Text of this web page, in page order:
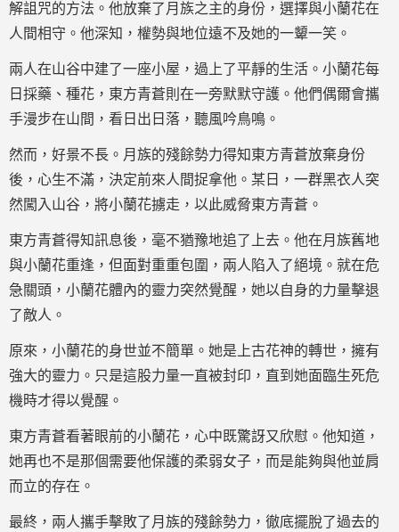
解詛咒的方法。他放棄了月族之主的身份，選擇與小蘭花在
人間相守。他深知，權勢與地位遠不及她的一顰一笑。
兩人在山谷中建了一座小屋，過上了平靜的生活。小蘭花每
日採藥、種花，東方青蒼則在一旁默默守護。他們偶爾會攜
手漫步在山間，看日出日落，聽風吟鳥鳴。
然而，好景不長。月族的殘餘勢力得知東方青蒼放棄身份
後，心生不滿，決定前來人間捉拿他。某日，一群黑衣人突
然闖入山谷，將小蘭花擄走，以此威脅東方青蒼。
東方青蒼得知訊息後，毫不猶豫地追了上去。他在月族舊地
與小蘭花重逢，但面對重重包圍，兩人陷入了絕境。就在危
急關頭，小蘭花體內的靈力突然覺醒，她以自身的力量擊退
了敵人。
原來，小蘭花的身世並不簡單。她是上古花神的轉世，擁有
強大的靈力。只是這股力量一直被封印，直到她面臨生死危
機時才得以覺醒。
東方青蒼看著眼前的小蘭花，心中既驚訝又欣慰。他知道，
她再也不是那個需要他保護的柔弱女子，而是能夠與他並肩
而立的存在。
最終，兩人攜手擊敗了月族的殘餘勢力，徹底擺脫了過去的